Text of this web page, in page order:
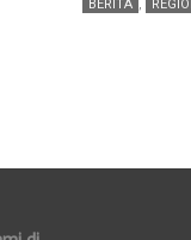
BERITA ,